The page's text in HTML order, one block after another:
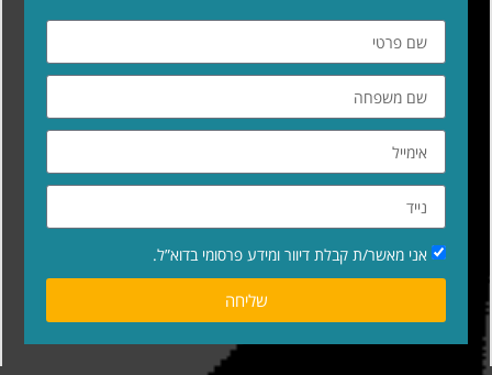
אני מאשר/ת קבלת דיוור ומידע פרסומי בדוא”ל.
שליחה